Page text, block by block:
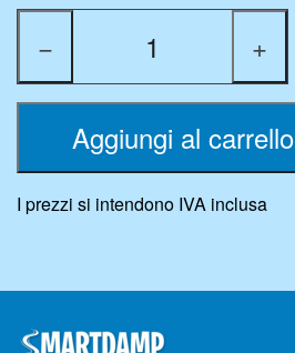
− +
Aggiungi al carrello
I prezzi si intendono IVA inclusa